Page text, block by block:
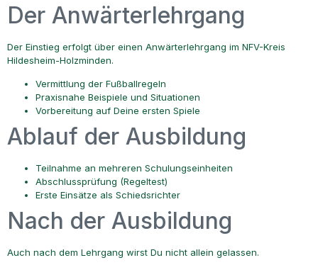
Der Anwärterlehrgang
Der Einstieg erfolgt über einen Anwärterlehrgang im NFV-Kreis
Hildesheim-Holzminden.
Vermittlung der Fußballregeln
Praxisnahe Beispiele und Situationen
Vorbereitung auf Deine ersten Spiele
Ablauf der Ausbildung
Teilnahme an mehreren Schulungseinheiten
Abschlussprüfung (Regeltest)
Erste Einsätze als Schiedsrichter
Nach der Ausbildung
Auch nach dem Lehrgang wirst Du nicht allein gelassen.